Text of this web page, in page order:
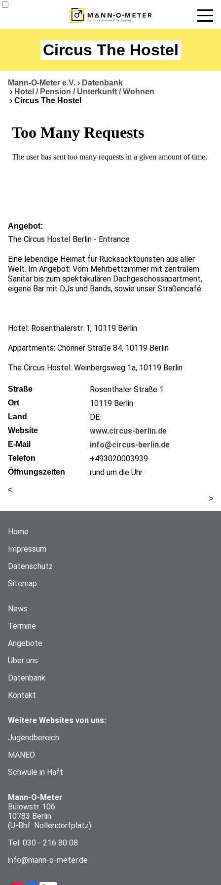
Termine
Angebote
Datenbank
Kontakt
Circus The Hostel
Mann-O-Meter e.V. › Datenbank
› Hotel / Pension / Unterkunft / Wohnen
› Circus The Hostel
Angebot
The Circus Hostel Berlin - Entrance
Eine lebendige Heimat für Rucksacktouristen aus aller
Welt. Im Angebot: Vom Mehrbettzimmer mit zentralem
Sanitär bis zum spektakulären Dachgeschossapartment,
eigene Bar mit DJs und Bands, sowie unser Straßencafé.
Hotel: Rosenthalerstr. 1, 10119 Berlin
Appartments: Choriner Straße 84, 10119 Berlin
The Circus Hostel: Weinbergsweg 1a, 10119 Berlin
Straße Rosenthaler Straße 1
Ort 10119 Berlin
Land DE
Website www.circus-berlin.de
E-Mail info@circus-berlin.de
Telefon +493020003939
Öffnungszeiten rund um die Uhr
<
>
Home
Impressum
Datenschutz
Sitemap
News
Termine
Angebote
Über uns
Datenbank
Kontakt
Weitere Websites von uns:
Jugendbereich
MANEO
Schwule in Haft
Mann-O-Meter
Bülowstr. 106
10783 Berlin
(U-Bhf. Nollendorfplatz)
Tel. 030 - 216 80 08
info@mann-o-meter.de